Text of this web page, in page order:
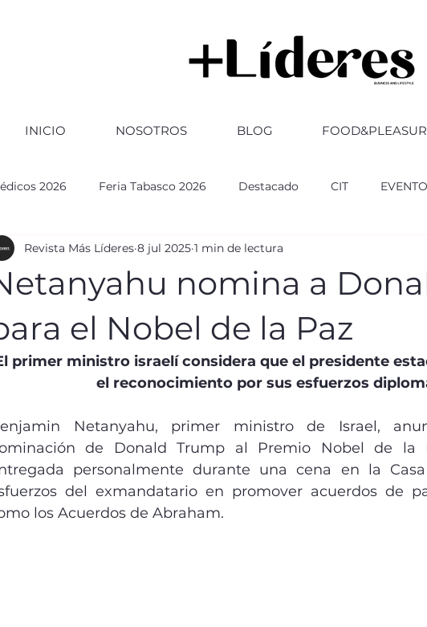
INICIO NOSOTROS BLOG
2026 Feria Tabasco 2026 Destacado CIT
ANIVERSARIO ABOGADOS
cultura CULTURA Altozano
nomina a
el Nobel de la Paz
Revista Más Líderes 8 jul 2025 1 min de lectura
primer ministro israelí considera que el presidente
el reconocimiento por sus esfuerzos
Netanyahu, primer ministro de Israel,
de Donald Trump al Premio Nobel de la
personalmente durante una cena en la
del exmandatario en promover acuerdos de
los Acuerdos de Abraham.